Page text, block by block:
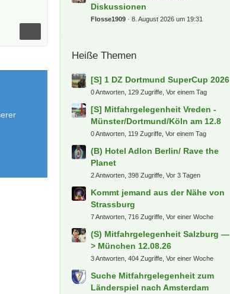
Diskussionen
Flosse1909 8. August 2026 um 19:31
Heiße Themen
[S] 1 DZ Dortmund SuperCup 2026
0 Antworten, 129 Zugriffe, Vor einem Tag
[S] Mitfahrgelegenheit Vreden -
Münster/Dortmund/Köln am 12.8
0 Antworten, 119 Zugriffe, Vor einem Tag
(B) Hotel Adlon Berlin/ Rave the
Planet
2 Antworten, 398 Zugriffe, Vor 3 Tagen
Kommt jemand aus der Nähe von
Strassburg
7 Antworten, 716 Zugriffe, Vor einer Woche
(S) Mitfahrgelegenheit Salzburg —
> München 12.08.26
3 Antworten, 404 Zugriffe, Vor einer Woche
Suche Mitfahrgelegenheit zum
Länderspiel nach Amsterdam